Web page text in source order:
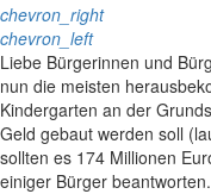
chevron_right
chevron_left
Liebe Bürgerinnen und
nun die meisten
Kindergarten an der
Geld gebaut werden soll
sollten es 174 Millionen
einiger Bürger beantworten.